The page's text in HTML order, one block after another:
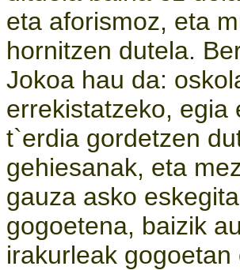
eta aforismoz, eta
hornitzen dutela.
Jokoa hau da:
errekistatzeko, egia
t`erdia gordetzen
gehiesanak, eta
gauza asko
gogoetena, baizik
irakurleak